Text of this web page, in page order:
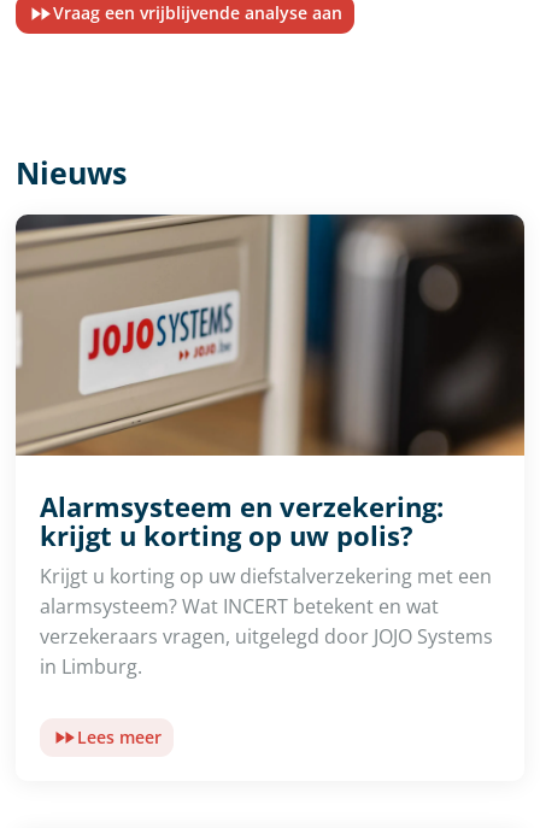
Vraag een vrijblijvende analyse aan
Nieuws
Alarmsysteem en verzekering:
krijgt u korting op uw polis?
Krijgt u korting op uw diefstalverzekering met een
alarmsysteem? Wat INCERT betekent en wat
verzekeraars vragen, uitgelegd door JOJO Systems
in Limburg.
Lees meer